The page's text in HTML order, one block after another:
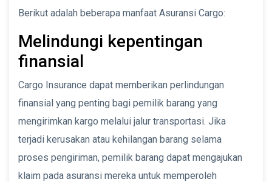
Berikut adalah beberapa manfaat Asuransi Cargo:
Melindungi kepentingan
finansial
Cargo Insurance dapat memberikan perlindungan
finansial yang penting bagi pemilik barang yang
mengirimkan kargo melalui jalur transportasi. Jika
terjadi kerusakan atau kehilangan barang selama
proses pengiriman, pemilik barang dapat mengajukan
klaim pada asuransi mereka untuk memperoleh